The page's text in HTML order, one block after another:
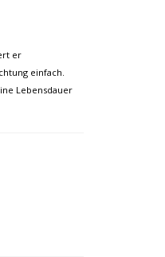
er
einfach.
Lebensdauer